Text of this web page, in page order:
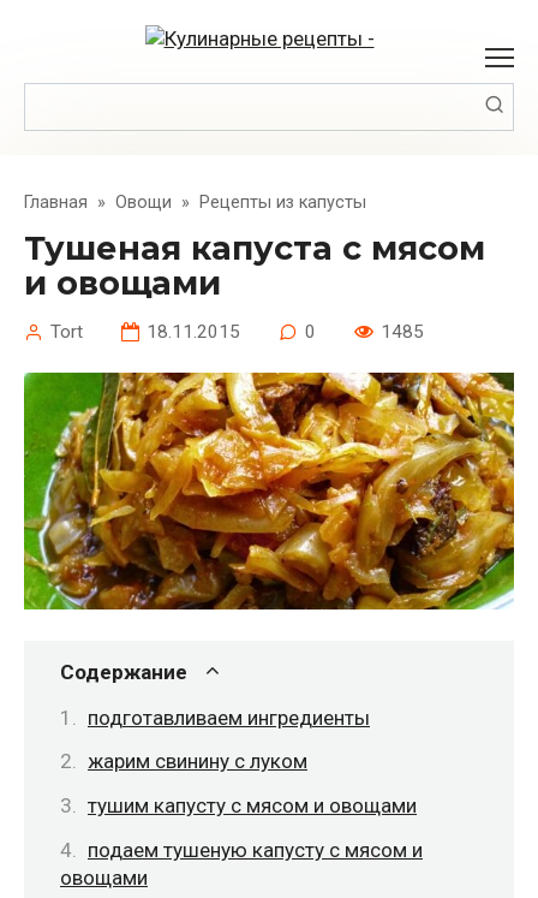
Главная » Овощи » Рецепты из капусты
Тушеная капуста с мясом
и овощами
Tort 18.11.2015 0 1485
Содержание
подготавливаем ингредиенты
жарим свинину с луком
тушим капусту с мясом и овощами
подаем тушеную капусту с мясом и
овощами